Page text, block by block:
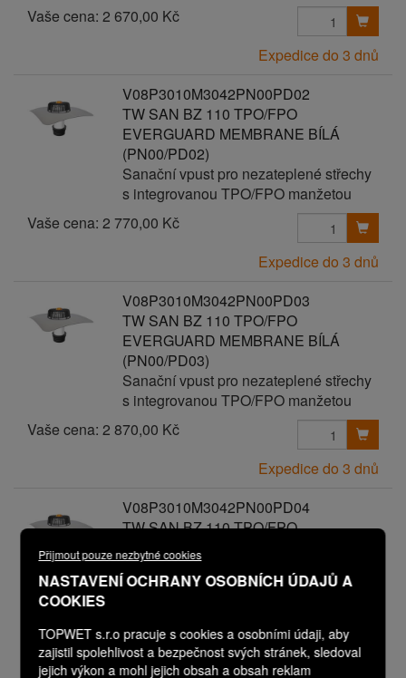
Přijmout pouze nezbytné cookies
NASTAVENÍ OCHRANY OSOBNÍCH ÚDAJŮ A
COOKIES
TOPWET s.r.o pracuje s cookies a osobními údaji, aby
zajistil spolehlivost a bezpečnost svých stránek, sledoval
jejich výkon a mohl jejich obsah a obsah reklam
Vaše cena: 2 670,00 Kč
Expedice do 3 dnů
V08P3010M3042PN00PD02
TW SAN BZ 110 TPO/FPO
EVERGUARD MEMBRANE BÍLÁ
(PN00/PD02)
Sanační vpust pro nezateplené střechy
s integrovanou TPO/FPO manžetou
Vaše cena: 2 770,00 Kč
Expedice do 3 dnů
V08P3010M3042PN00PD03
TW SAN BZ 110 TPO/FPO
EVERGUARD MEMBRANE BÍLÁ
(PN00/PD03)
Sanační vpust pro nezateplené střechy
s integrovanou TPO/FPO manžetou
Vaše cena: 2 870,00 Kč
Expedice do 3 dnů
V08P3010M3042PN00PD04
TW SAN BZ 110 TPO/FPO
EVERGUARD MEMBRANE BÍLÁ
(PN00/PD04)
Sanační vpust pro nezateplené střechy
Vaše cena:2 970,00 Kč